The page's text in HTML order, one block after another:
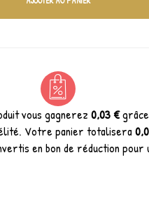
vous gagnerez 0,03 €
Votre panier totalisera
en bon de réduction pour